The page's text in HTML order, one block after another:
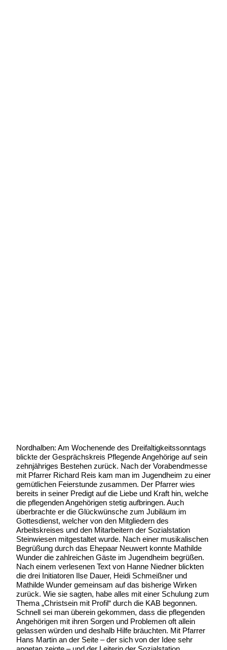
Nordhalben: Am Wochenende des Dreifaltigkeitssonntags
blickte der Gesprächskreis Pflegende Angehörige auf sein
zehnjähriges Bestehen zurück. Nach der Vorabendmesse
mit Pfarrer Richard Reis kam man im Jugendheim zu einer
gemütlichen Feierstunde zusammen. Der Pfarrer wies
bereits in seiner Predigt auf die Liebe und Kraft hin, welche
die pflegenden Angehörigen stetig aufbringen. Auch
überbrachte er die Glückwünsche zum Jubiläum im
Gottesdienst, welcher von den Mitgliedern des
Arbeitskreises und den Mitarbeitern der Sozialstation
Steinwiesen mitgestaltet wurde. Nach einer musikalischen
Begrüßung durch das Ehepaar Neuwert konnte Mathilde
Wunder die zahlreichen Gäste im Jugendheim begrüßen.
Nach einem verlesenen Text von Hanne Niedner blickten
die drei Initiatoren Ilse Dauer, Heidi Schmeißner und
Mathilde Wunder gemeinsam auf das bisherige Wirken
zurück. Wie sie sagten, habe alles mit einer Schulung zum
Thema „Christsein mit Profil“ durch die KAB begonnen.
Schnell sei man überein gekommen, dass die pflegenden
Angehörigen mit ihren Sorgen und Problemen oft allein
gelassen würden und deshalb Hilfe bräuchten. Mit Pfarrer
Hans Martin an der Seite – der sich von der Idee sehr